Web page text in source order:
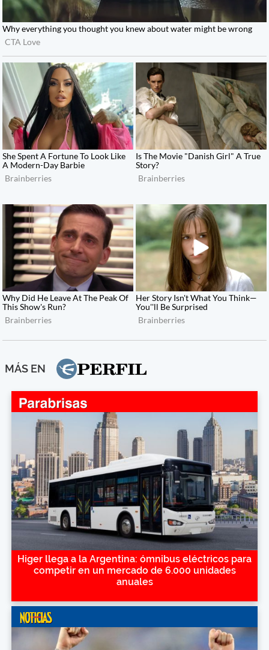
MÁS EN
Higer llega a la Argentina: ómnibus eléctricos para
competir en un mercado de 6.000 unidades
anuales